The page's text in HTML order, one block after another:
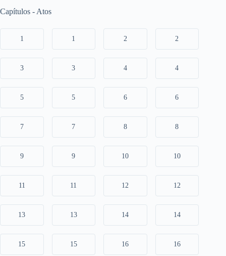
Capítulos - Atos
1 1 2 2
3 3 4 4
5 5 6 6
7 7 8 8
9 9 10 10
11 11 12 12
13 13 14 14
15 15 16 16